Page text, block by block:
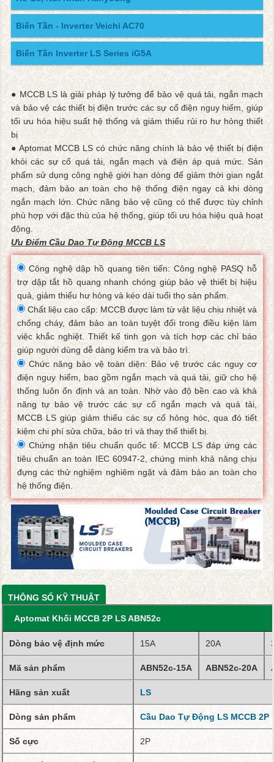
Biến Tần - Inverter Veichi AC70
Biến Tần Inverter LS Series iG5A
● MCCB LS là giải pháp lý tưởng để bảo vệ quá tải, ngắn mạch
và bảo vệ các thiết bị điện trước các sự cố điện nguy hiểm, giúp
tối ưu hóa hiệu suất hệ thống và giảm thiểu rủi ro hư hỏng thiết
bị
● Aptomat MCCB LS có chức năng chính là bảo vệ thiết bị điện
khỏi các sự cố quá tải, ngắn mạch và điện áp quá mức. Sản
phẩm sử dụng công nghệ giới hạn dòng để giảm thời gian ngắt
mạch, đảm bảo an toàn cho hệ thống điện ngay cả khi dòng
ngắn mạch lớn. Chức năng bảo vệ cũng có thể được tùy chỉnh
phù hợp với đặc thù của hệ thống, giúp tối ưu hóa hiệu quả hoạt
động.
Ưu Điểm Cầu Dao Tự Động MCCB LS
Công nghệ dập hồ quang tiên tiến: Công nghệ PASQ hỗ
trợ dập tắt hồ quang nhanh chóng giúp bảo vệ thiết bị hiệu
quả, giảm thiểu hư hỏng và kéo dài tuổi thọ sản phẩm.
Chất liệu cao cấp: MCCB được làm từ vật liệu chịu nhiệt và
chống cháy, đảm bảo an toàn tuyệt đối trong điều kiện làm
việc khắc nghiệt. Thiết kế tinh gọn và tích hợp các chỉ báo
giúp người dùng dễ dàng kiểm tra và bảo trì.
Chức năng bảo vệ toàn diện: Bảo vệ trước các nguy cơ
điện nguy hiểm, bao gồm ngắn mạch và quá tải, giữ cho hệ
thống luôn ổn định và an toàn. Nhờ vào độ bền cao và khả
năng tự bảo vệ trước các sự cố ngắn mạch và quá tải,
MCCB LS giúp giảm thiểu các sự cố hỏng hóc, qua đó tiết
kiệm chi phí sửa chữa, bảo trì và thay thế thiết bị.
Chứng nhận tiêu chuẩn quốc tế: MCCB LS đáp ứng các
tiêu chuẩn an toàn IEC 60947-2, chứng minh khả năng chịu
đựng các thử nghiệm nghiêm ngặt và đảm bảo an toàn cho
hệ thống điện.
THÔNG SỐ KỸ THUẬT
Aptomat Khối MCCB 2P LS ABN52c
Dòng bảo vệ định mức 15A 20A
Mã sản phẩm ABN52c-15A ABN52c-20A
Hãng sản xuất LS
Dòng sản phẩm Cầu Dao Tự Động LS MCCB 2P
Số cực 2P